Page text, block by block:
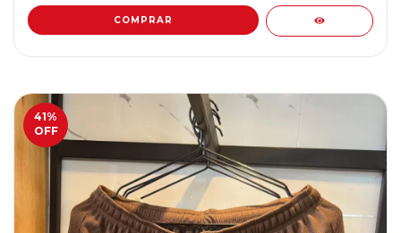
COMPRAR
41%
OFF